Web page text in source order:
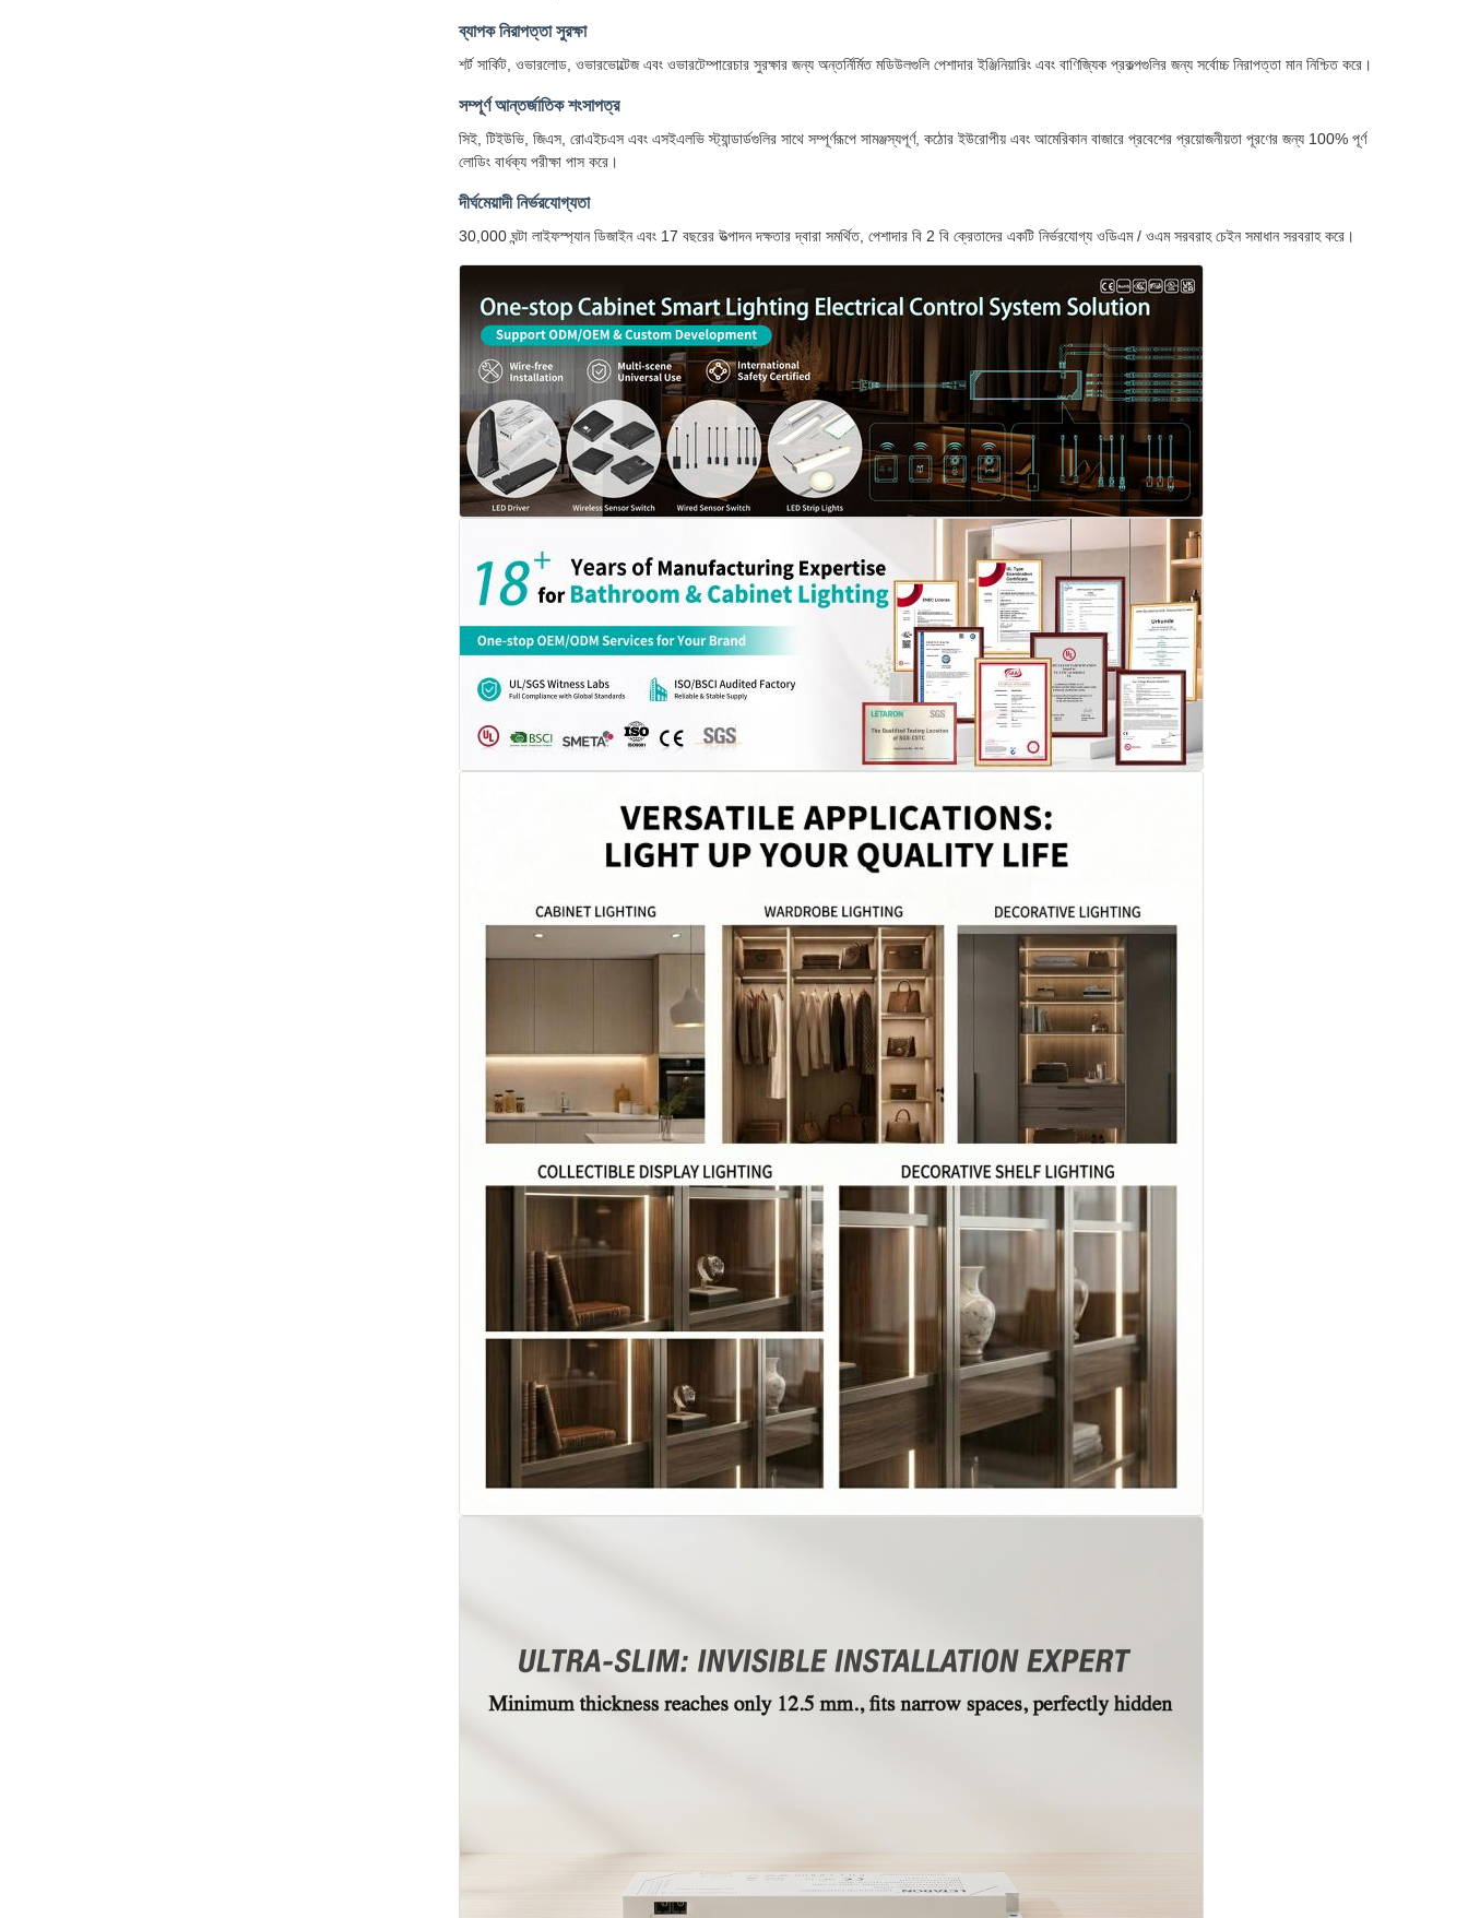
ব্যাপক নিরাপত্তা সুরক্ষা
শর্ট সার্কিট, ওভারলোড, ওভারভোল্টেজ এবং ওভারটেম্পারেচার সুরক্ষার জন্য অন্তর্নির্মিত মডিউলগুলি পেশাদার ইঞ্জিনিয়ারিং এবং বাণিজ্যিক প্রকল্পগুলির জন্য সর্বোচ্চ নিরাপত্তা মান নিশ্চিত করে।
সম্পূর্ণ আন্তর্জাতিক শংসাপত্র
সিই, টিইউভি, জিএস, রোএইচএস এবং এসইএলভি স্ট্যান্ডার্ডগুলির সাথে সম্পূর্ণরূপে সামঞ্জস্যপূর্ণ, কঠোর ইউরোপীয় এবং আমেরিকান বাজারে প্রবেশের প্রয়োজনীয়তা পূরণের জন্য 100% পূর্ণ
লোডিং বার্ধক্য পরীক্ষা পাস করে।
দীর্ঘমেয়াদী নির্ভরযোগ্যতা
30,000 ঘন্টা লাইফস্প্যান ডিজাইন এবং 17 বছরের উত্পাদন দক্ষতার দ্বারা সমর্থিত, পেশাদার বি 2 বি ক্রেতাদের একটি নির্ভরযোগ্য ওডিএম / ওএম সরবরাহ চেইন সমাধান সরবরাহ করে।